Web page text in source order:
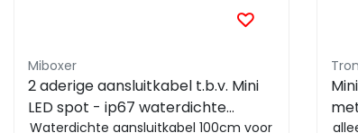
Miboxer
2 aderige aansluitkabel t.b.v. Mini
LED spot - ip67 waterdichte
Waterdichte aansluitkabel 100cm voor